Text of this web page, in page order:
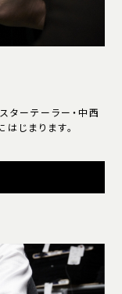
ターテーラー・中西
じまります。